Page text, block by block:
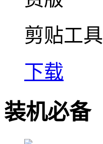
剪贴工具
下载
装机必备